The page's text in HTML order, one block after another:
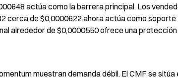
actúa como la barrera principal. Los
cerca de $0,0000622 ahora actúa como
alrededor de $0,0000550 ofrece una
muestran demanda débil. El CMF se